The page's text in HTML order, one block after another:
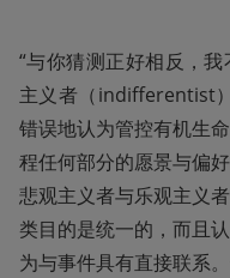
“与你猜测正好相反，
主义者（indifferentist
错误地认为管控有机生
程任何部分的愿景与偏
悲观主义者与乐观主义
类目的是统一的，而且
为与事件具有直接联系